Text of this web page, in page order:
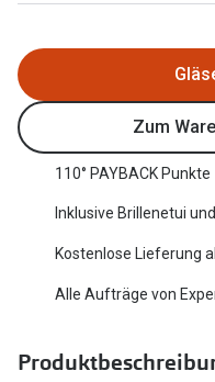
Brillen 2 für 1
20% auf selbsttönende
Back to School: 50% auf
Trends
Ray-Ban Meta
Oakley Meta
Zum
110° PAYBACK Punkte
Inklusive Brillenetui
Kostenlose Lieferung
Alle Aufträge von